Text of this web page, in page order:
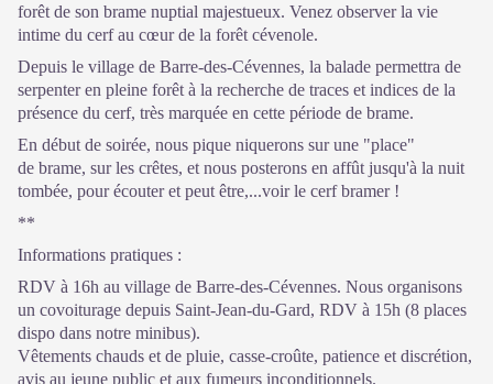
forêt de son brame nuptial majestueux. Venez observer la vie
intime du cerf au cœur de la forêt cévenole.
Depuis le village de Barre-des-Cévennes, la balade permettra de
serpenter en pleine forêt à la recherche de traces et indices de la
présence du cerf, très marquée en cette période de brame.
En début de soirée, nous pique niquerons sur une "place"
de brame, sur les crêtes, et nous posterons en affût jusqu'à la nuit
tombée, pour écouter et peut être,...voir le cerf bramer !
**
Informations pratiques :
RDV à 16h au village de Barre-des-Cévennes. Nous organisons
un covoiturage depuis Saint-Jean-du-Gard, RDV à 15h (8 places
dispo dans notre minibus).
Vêtements chauds et de pluie, casse-croûte, patience et discrétion,
avis au jeune public et aux fumeurs inconditionnels.